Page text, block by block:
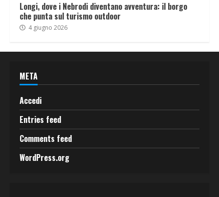
Longi, dove i Nebrodi diventano avventura: il borgo
che punta sul turismo outdoor
4 giugno 2026
META
Accedi
Entries feed
Comments feed
WordPress.org